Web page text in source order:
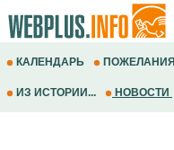
КАЛЕНДАРЬ ПОЖЕЛАНИЯ
ИЗ ИСТОРИИ... НОВОСТИ